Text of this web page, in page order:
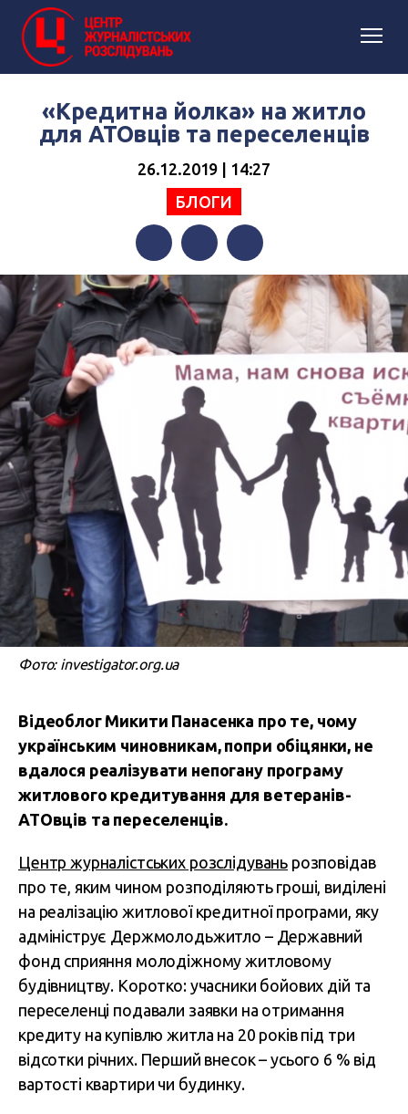
«Кредитна йолка» на житло
для АТОвців та переселенців
26.12.2019 | 14:27
БЛОГИ
FacebookTwitterTelegram
Фото: investigator.org.ua
Відеоблог Микити Панасенка про те, чому
українським чиновникам, попри обіцянки, не
вдалося реалізувати непогану програму
житлового кредитування для ветеранів-
АТОвців та переселенців.
Центр журналістських розслідувань розповідав
про те, яким чином розподіляють гроші, виділені
на реалізацію житлової кредитної програми, яку
адмініструє Держмолодьжитло – Державний
фонд сприяння молодіжному житловому
будівництву. Коротко: учасники бойових дій та
переселенці подавали заявки на отримання
кредиту на купівлю житла на 20 років під три
відсотки річних. Перший внесок – усього 6 % від
вартості квартири чи будинку.